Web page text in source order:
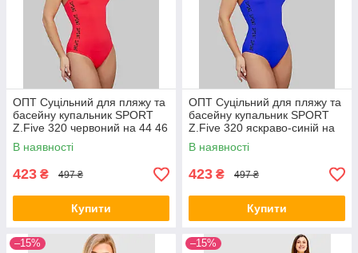
ОПТ Суцільний для пляжу та
басейну купальник SPORT
Z.Five 320 червоний на 44 46
48 50 52 розмір
В наявності
423 ₴ 497 ₴
Купити
ОПТ Суцільний для пляжу та
басейну купальник SPORT
Z.Five 320 яскраво-синій на
44 46 48 50 52 розмір
В наявності
423 ₴ 497 ₴
Купити
–15% –15%